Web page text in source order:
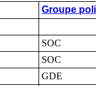
Groupe
SOC
SOC
GDE